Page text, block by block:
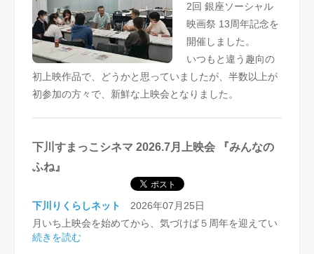
また、木は星の記憶を持っていて、その木の語りを聴き
取れるという方も。みんなの、ふねの声も聴こえるかも
知れません。（聴いてみたい！）
来年の、みんなの九州上陸が楽しみです！
2回 銀座ソーシャル
映画祭 13周年記念を
開催しました。
いつもと違う趣向の
初上映作品で、どうかと思っていましたが、半数以上が
初参加の方々で、新鮮な上映会となりました。
下川すまっこシネマ 2026.7月上映会 『みんなの
ふね』
下川りくらしネット
2026年07月25日
月いち上映会を始めてから、気づけば５周年を迎えてい
ました。
続きを読む